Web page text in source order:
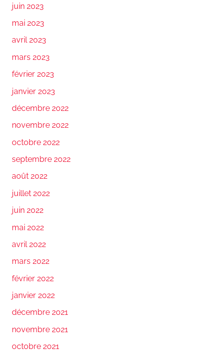
juin 2023
mai 2023
avril 2023
mars 2023
février 2023
janvier 2023
décembre 2022
novembre 2022
octobre 2022
septembre 2022
août 2022
juillet 2022
juin 2022
mai 2022
avril 2022
mars 2022
février 2022
janvier 2022
décembre 2021
novembre 2021
octobre 2021